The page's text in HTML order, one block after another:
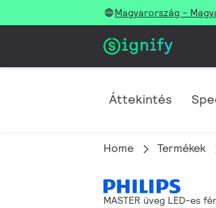
Magyarország -
Áttekintés
Home Termékek
MASTER üveg LED-es